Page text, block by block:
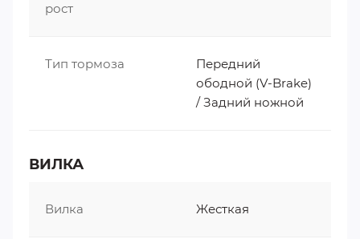
рост
Тип тормоза
Передний
ободной (V-Brake)
/ Задний ножной
ВИЛКА
Вилка Жесткая